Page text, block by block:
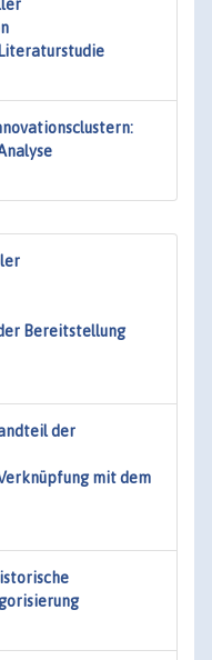
Bereitstellung
der
mit dem